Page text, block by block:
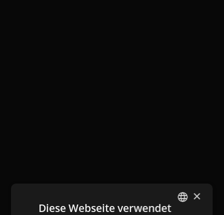
×
Diese Webseite verwendet